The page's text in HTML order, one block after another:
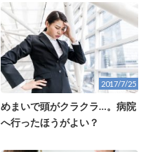
2017/7/25
めまいで頭がクラクラ…。病院
へ行ったほうがよい？